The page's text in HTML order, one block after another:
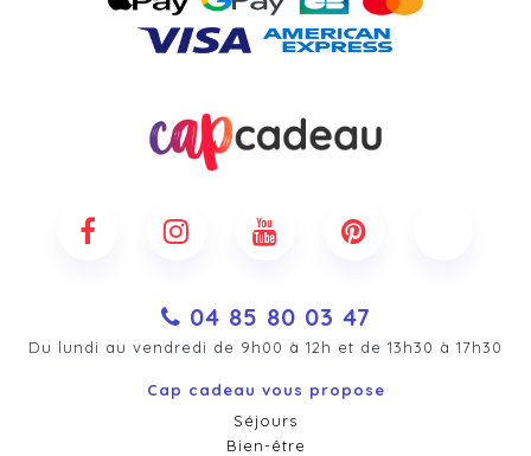
04 85 80 03 47
Du lundi au vendredi de 9h00 à 12h et de 13h30 à 17h30
Cap cadeau vous propose
Séjours
Bien-être